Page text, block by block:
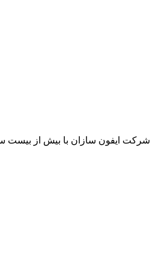
شرکت ایفون سازان با بیش از بیست